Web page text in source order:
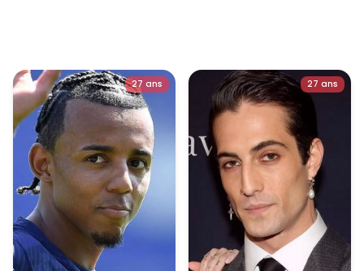
27 ans 27 ans